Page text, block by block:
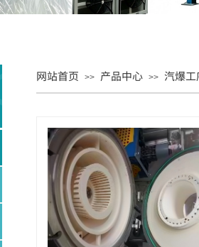
网站首页 >> 产品中心 >> 汽爆工